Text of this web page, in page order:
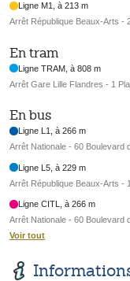
Ligne M1, à 213 m
Arrêt République Beaux-Arts -
En tram
Ligne TRAM, à 808 m
Arrêt Gare Lille Flandres - 1
En bus
Ligne L1, à 266 m
Arrêt Nationale - 60 Boulevard
Ligne L5, à 229 m
Arrêt République Beaux-Arts -
Ligne CITL, à 266 m
Arrêt Nationale - 60 Boulevard
Voir tout